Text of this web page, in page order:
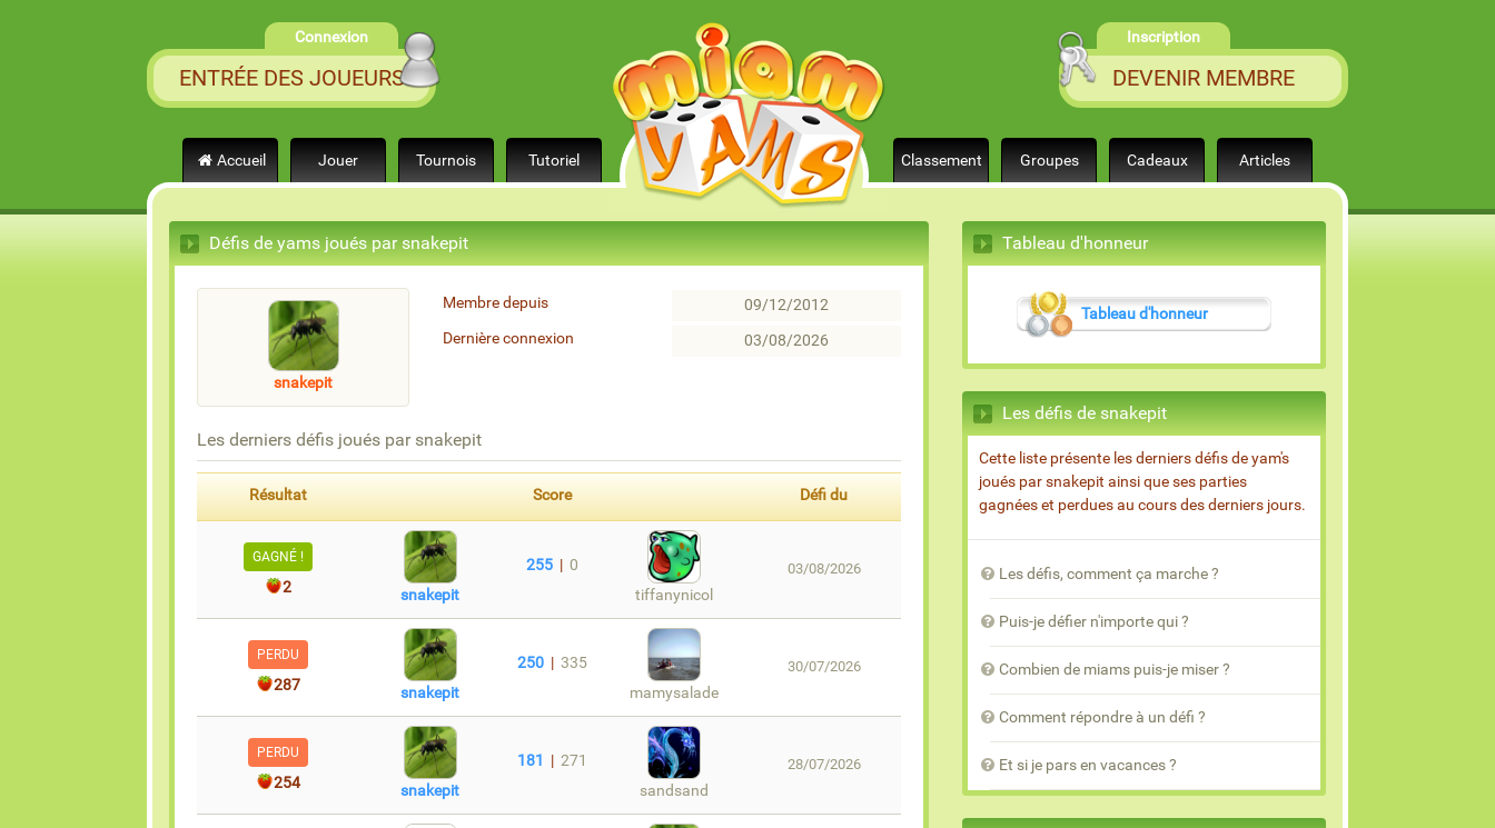
Connexion
ENTRÉE DES JOUEURS
Inscription
DEVENIR MEMBRE
Accueil Jouer Tournois Tutoriel Classement Groupes Cadeaux Articles
Défis de yams joués par snakepit
snakepit
Membre depuis
09/12/2012
Dernière connexion
03/08/2026
Les derniers défis joués par snakepit
Résultat Score Défi du
GAGNÉ !
2 snakepit
255| 0
tiffanynicol
03/08/2026
PERDU
287 snakepit
250| 335
mamysalade
30/07/2026
PERDU
254 snakepit
181 | 271
sandsand
28/07/2026
Tableau d'honneur
Tableau d'honneur
Les défis de snakepit
Cette liste présente les derniers défis de yam's
joués par snakepit ainsi que ses parties
gagnées et perdues au cours des derniers jours.
Les défis, comment ça marche ?
Puis-je défier n'importe qui ?
Combien de miams puis-je miser ?
Comment répondre à un défi ?
Et si je pars en vacances ?